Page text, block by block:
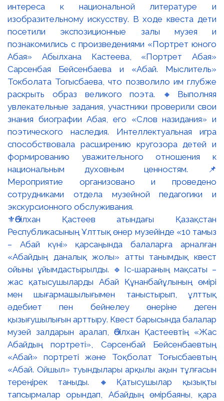
⚜️Әбілхан Қастеев атындағы Қазақстан
Республикасының Ұлттық өнер музейінде «10 тамыз
– Абай күні» қарсаңында балаларға арналған
«Абайдың даналық жолы» атты танымдық квест
ойыны ұйымдастырылды. 🔹Іс-шараның мақсаты –
жас қатысушыларды Абай Құнанбайұлының өмірі
мен шығармашылығымен таныстырып, ұлттық
әдебиет пен бейнелеу өнеріне деген
қызығушылығын арттыру. Квест барысында балалар
музей залдарын аралап, Әбілхан Қастеевтің «Жас
Абайдың портреті», Сәрсенбай Бейсенбаевтың
«Абай» портреті және Тоқболат Тоғысбаевтың
«Абай. Ойшыл» туындылары арқылы ақын тұлғасын
тереңірек таныды. 🔸Қатысушылар қызықты
тапсырмалар орындап, Абайдың өмірбаяны, қара